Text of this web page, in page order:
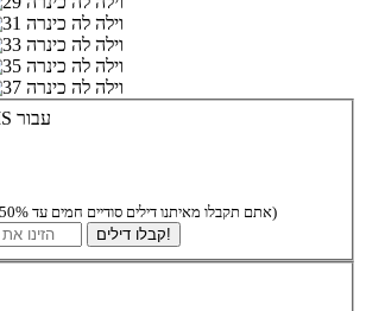
הרשמו לעדכוני SMS עבור
אתם תקבלו מאיתנו דילים סודיים חמים עד 50% הנחה!(לזמן מוגבל בלבד)
קבלו דילים!